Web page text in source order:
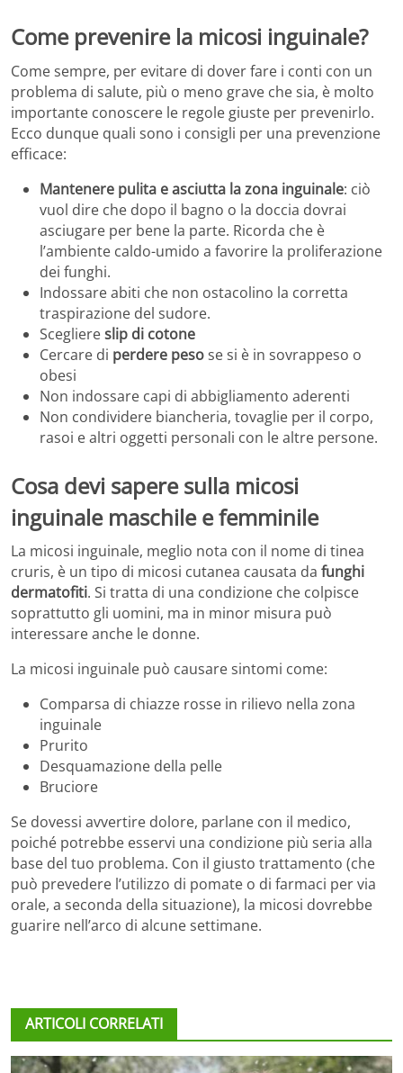
Come prevenire la micosi inguinale?
Come sempre, per evitare di dover fare i conti con un
problema di salute, più o meno grave che sia, è molto
importante conoscere le regole giuste per prevenirlo.
Ecco dunque quali sono i consigli per una prevenzione
efficace:
Mantenere pulita e asciutta la zona inguinale: ciò
vuol dire che dopo il bagno o la doccia dovrai
asciugare per bene la parte. Ricorda che è
l’ambiente caldo-umido a favorire la proliferazione
dei funghi.
Indossare abiti che non ostacolino la corretta
traspirazione del sudore.
Scegliereslip di cotone
Cercare di perdere pesose si è in sovrappeso o
obesi
Non indossare capi di abbigliamento aderenti
Non condividere biancheria, tovaglie per il corpo,
rasoi e altri oggetti personali con le altre persone.
Cosa devi sapere sulla micosi
inguinale maschile e femminile
La micosi inguinale, meglio nota con il nome di tinea
cruris, è un tipo di micosi cutanea causata da funghi
dermatofiti. Si tratta di una condizione che colpisce
soprattutto gli uomini, ma in minor misura può
interessare anche le donne.
La micosi inguinale può causare sintomi come:
Comparsa di chiazze rosse in rilievo nella zona
inguinale
Prurito
Desquamazione della pelle
Bruciore
Se dovessi avvertire dolore, parlane con il medico,
poiché potrebbe esservi una condizione più seria alla
base del tuo problema. Con il giusto trattamento (che
può prevedere l’utilizzo di pomate o di farmaci per via
orale, a seconda della situazione), la micosi dovrebbe
guarire nell’arco di alcune settimane.
ARTICOLI CORRELATI